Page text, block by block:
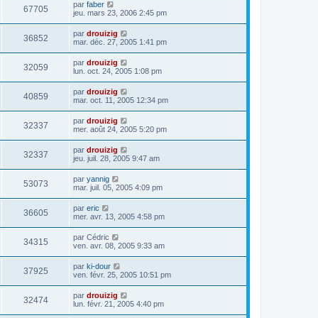
67705 par faber
jeu. mars 23, 2006 2:45 pm
36852 par drouizig
mar. déc. 27, 2005 1:41 pm
32059 par drouizig
lun. oct. 24, 2005 1:08 pm
40859 par drouizig
mar. oct. 11, 2005 12:34 pm
32337 par drouizig
mer. août 24, 2005 5:20 pm
32337 par drouizig
jeu. juil. 28, 2005 9:47 am
53073 par yannig
mar. juil. 05, 2005 4:09 pm
36605 par eric
mer. avr. 13, 2005 4:58 pm
34315 par Cédric
ven. avr. 08, 2005 9:33 am
37925 par ki-dour
ven. févr. 25, 2005 10:51 pm
32474 par drouizig
lun. févr. 21, 2005 4:40 pm